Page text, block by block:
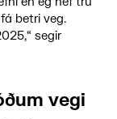
betri veg.
segir
vegi